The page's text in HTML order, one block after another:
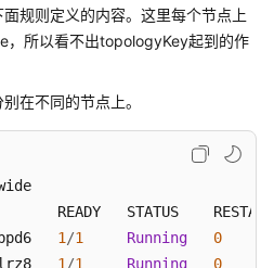
规则定义的内容。这里每个节点上
所以看不出topologyKey起到的作
在不同的节点上。
READY   STATUS
bpd6 1 /1 Running
0
1 /1 Running 0